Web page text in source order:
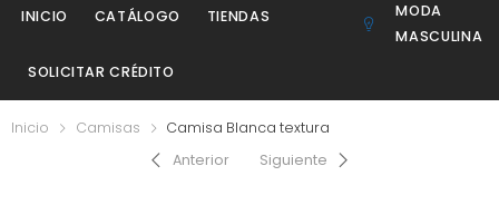
INICIO CATÁLOGO TIENDAS
SOLICITAR CRÉDITO
MODA
MASCULINA
Inicio Camisas
Camisa Blanca textura
Anterior
Siguiente